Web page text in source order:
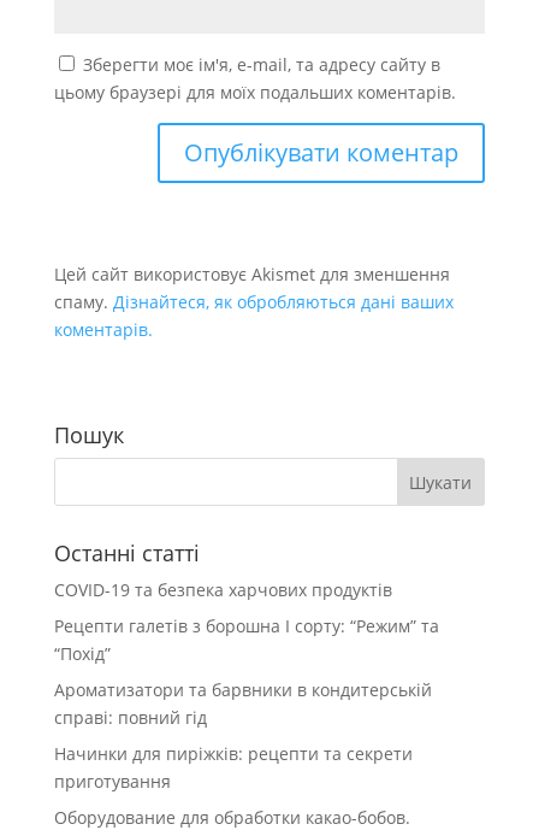
Зберегти моє ім'я, e-mail, та адресу сайту в
цьому браузері для моїх подальших коментарів.
Цей сайт використовує Akismet для зменшення
спаму. Дізнайтеся, як обробляються дані ваших
коментарів.
Пошук
Останні статті
COVID-19 та безпека харчових продуктів
Рецепти галетів з борошна І сорту: “Режим” та
“Похід”
Ароматизатори та барвники в кондитерській
справі: повний гід
Начинки для пиріжків: рецепти та секрети
приготування
Оборудование для обработки какао-бобов.